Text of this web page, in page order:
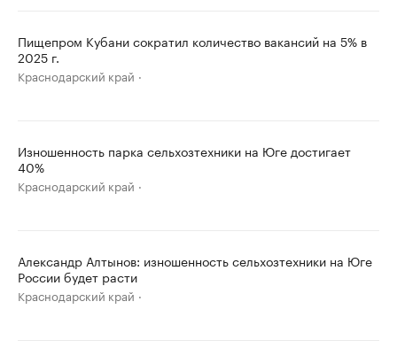
Пищепром Кубани сократил количество вакансий на 5% в
2025 г.
Краснодарский край
Изношенность парка сельхозтехники на Юге достигает
40%
Краснодарский край
Александр Алтынов: изношенность сельхозтехники на Юге
России будет расти
Краснодарский край